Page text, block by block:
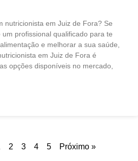
nutricionista em Juiz de Fora? Se
profissional qualificado para te
e melhorar a sua saúde,
em Juiz de Fora é
opções disponíveis no mercado,
2 3 4 5 Próximo »